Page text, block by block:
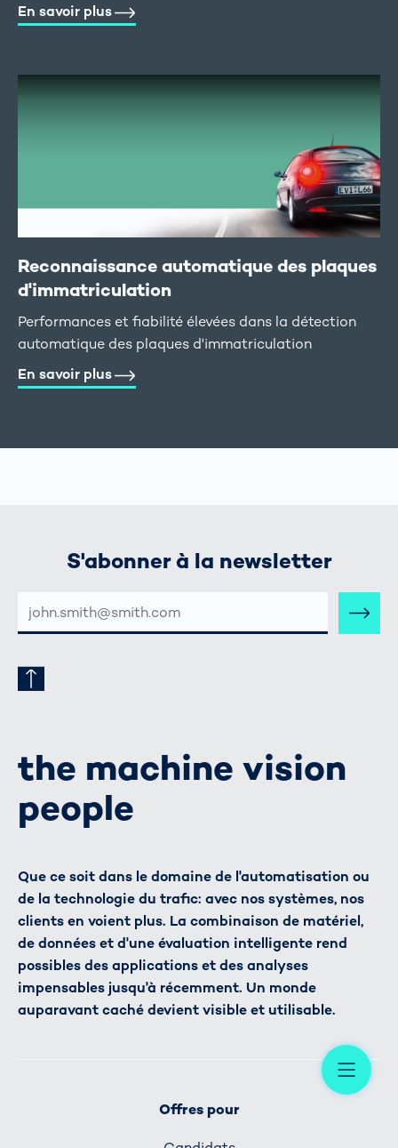
En savoir plus
Reconnaissance automatique des plaques
d'immatriculation
Performances et fiabilité élevées dans la détection
automatique des plaques d'immatriculation
En savoir plus
S'abonner à la newsletter
MAIL
the machine vision
people
Que ce soit dans le domaine de l'automatisation ou
de la technologie du trafic: avec nos systèmes, nos
clients en voient plus. La combinaison de matériel,
de données et d'une évaluation intelligente rend
possibles des applications et des analyses
impensables jusqu'à récemment. Un monde
auparavant caché devient visible et utilisable.
Offres pour